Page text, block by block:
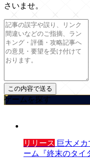
さいませ。
ゲームを探す
リリース 巨大メ
ーム『終末のタイ